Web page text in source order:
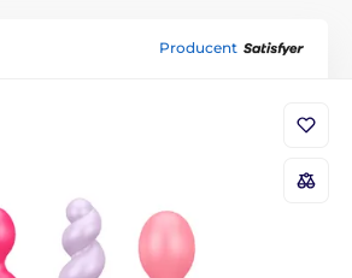
Producent